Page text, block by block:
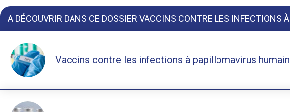
A DÉCOUVRIR DANS CE DOSSIER VACCINS CONTRE LES INFECTIONS
Vaccins contre les infections à papillomavirus